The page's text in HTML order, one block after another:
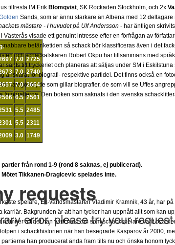
mästare - I huvudet på Ulf Andersson - har äntligen
visade ett genuint intresse efter en förfrågan av
betänketiden så schack bör klassificeras även i det
och schackälskaren Robert Okpu har tillsammans med
sänts till tryckeriet och planeras att säljas under SM i
ansvarat för biografi- respektive partidel. Det finns också en
kategorier, de som gillar biografier, de som vill se Uffes
Den boken som saknats i den svenska
spelare, Ex-världsmästaren Vladimir Kramnik, 43 år, har
Bakgrunden är att han tycker han uppnått allt som kan
att det han varit med om som schackspelare varit
i schackhistorien när han besegrade Kasparov år 2000,
han producerat ända fram tills nu och önska honom
tillresta IM Erik Blomqvist, SK Rockaden Stockholm, och 2x
Sands, som är ännu starkare än Albena med 12
7.0 2725
7.0 2740
7.0 2664
6.5 2561
5.5 2485
5.5 2311
3.0 1749
från rond 1-9 (rond 8 saknas, ej publicerad).
Mötet Tikkanen-Dragicevic spelades inte.